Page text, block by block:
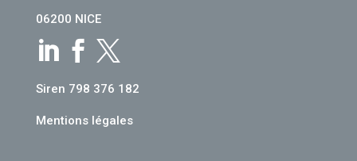
06200 NICE
  
Siren 798 376 182
Mentions légales